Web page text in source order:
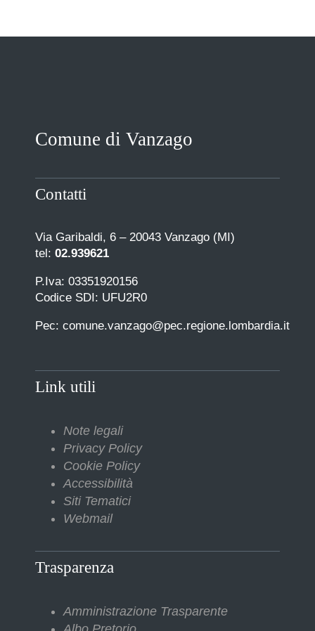
Comune di Vanzago
Contatti
Via Garibaldi, 6 – 20043 Vanzago (MI)
tel: 02.939621
P.Iva: 03351920156
Codice SDI: UFU2R0
Pec: comune.vanzago@pec.regione.lombardia.it
Link utili
Note legali
Privacy Policy
Cookie Policy
Accessibilità
Siti Tematici
Webmail
Trasparenza
Amministrazione Trasparente